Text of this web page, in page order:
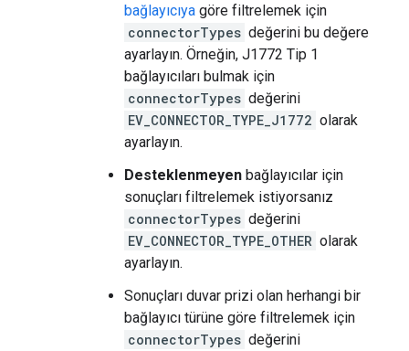
bağlayıcıya göre filtrelemek için
connectorTypes değerini bu değere
ayarlayın. Örneğin, J1772 Tip 1
bağlayıcıları bulmak için
connectorTypes değerini
EV_CONNECTOR_TYPE_J1772 olarak
ayarlayın.
Desteklenmeyen bağlayıcılar için
sonuçları filtrelemek istiyorsanız
connectorTypes değerini
EV_CONNECTOR_TYPE_OTHER olarak
ayarlayın.
Sonuçları duvar prizi olan herhangi bir
bağlayıcı türüne göre filtrelemek için
connectorTypes değerini